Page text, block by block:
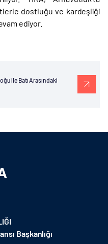
dostluğu ve kardeşliği
ediyor.
ile Batı Arasındaki
Başkanlığı